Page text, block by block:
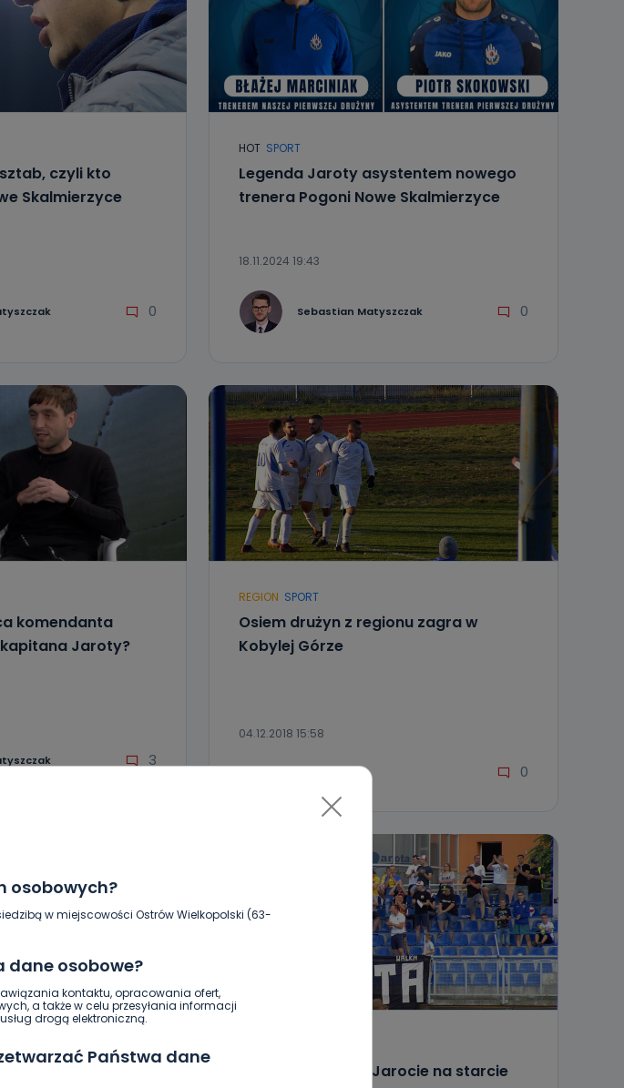
osobowych?
w miejscowości Ostrów Wielkopolski (63-
dane osobowe?
kontaktu, opracowania ofert,
a także w celu przesyłania informacji
drogą elektroniczną.
Państwa dane
czyli kto
Skalmierzyce
0
HOT SPORT
Legenda Jaroty asystentem nowego
trenera Pogoni Nowe Skalmierzyce
18.11.2024 19:43
Sebastian Matyszczak 0
komendanta
Jaroty?
3
REGION SPORT
Osiem drużyn z regionu zagra w
Kobylej Górze
04.12.2018 15:58
Archiwum wlkp24.info 0
zagra w Jarocinie
Dobre nastroje w Jarocie na starcie